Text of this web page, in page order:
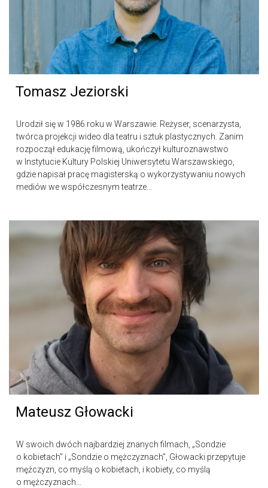
Tomasz Jeziorski
Urodził się w 1986 roku w Warszawie. Reżyser, scenarzysta,
twórca projekcji wideo dla teatru i sztuk plastycznych. Zanim
rozpoczął edukację filmową, ukończył kulturoznawstwo
w Instytucie Kultury Polskiej Uniwersytetu Warszawskiego,
gdzie napisał pracę magisterską o wykorzystywaniu nowych
mediów we współczesnym teatrze...
Mateusz Głowacki
W swoich dwóch najbardziej znanych filmach, „Sondzie
o kobietach” i „Sondzie o mężczyznach”, Głowacki przepytuje
mężczyzn, co myślą o kobietach, i kobiety, co myślą
o mężczyznach…